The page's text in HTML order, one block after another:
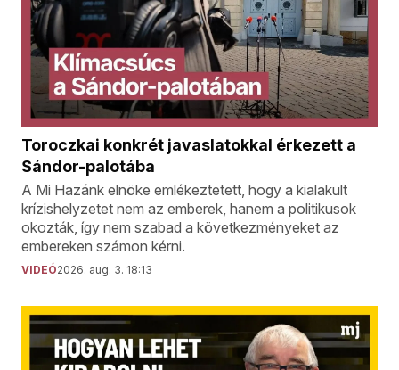
Toroczkai konkrét javaslatokkal érkezett a
Sándor-palotába
A Mi Hazánk elnöke emlékeztetett, hogy a kialakult
krízishelyzetet nem az emberek, hanem a politikusok
okozták, így nem szabad a következményeket az
embereken számon kérni.
VIDEÓ2026. aug. 3. 18:13